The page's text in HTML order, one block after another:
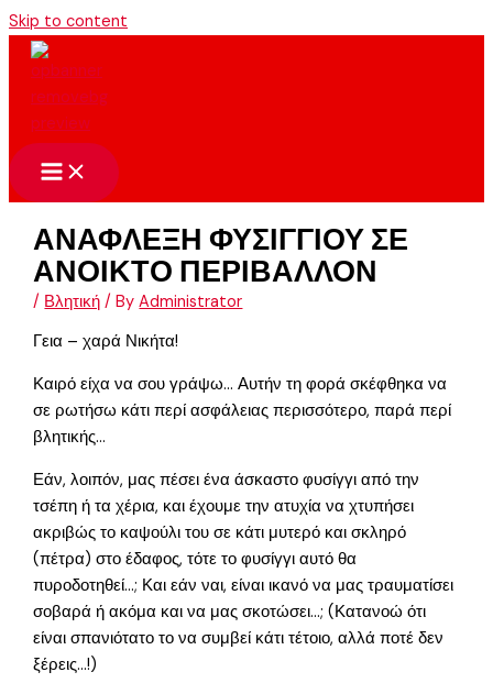
Skip to content
ΑΝΑΦΛΕΞΗ ΦΥΣΙΓΓΙΟΥ ΣΕ
ΑΝΟΙΚΤΟ ΠΕΡΙΒΑΛΛΟΝ
/ Βλητική / ByAdministrator
Γεια – χαρά Νικήτα!
Καιρό είχα να σου γράψω… Αυτήν τη φορά σκέφθηκα να
σε ρωτήσω κάτι περί ασφάλειας περισσότερο, παρά περί
βλητικής…
Εάν, λοιπόν, μας πέσει ένα άσκαστο φυσίγγι από την
τσέπη ή τα χέρια, και έχουμε την ατυχία να χτυπήσει
ακριβώς το καψούλι του σε κάτι μυτερό και σκληρό
(πέτρα) στο έδαφος, τότε το φυσίγγι αυτό θα
πυροδοτηθεί…; Και εάν ναι, είναι ικανό να μας τραυματίσει
σοβαρά ή ακόμα και να μας σκοτώσει…; (Κατανοώ ότι
είναι σπανιότατο το να συμβεί κάτι τέτοιο, αλλά ποτέ δεν
ξέρεις…!)